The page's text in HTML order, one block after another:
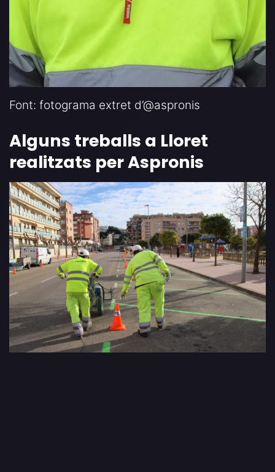
Font: fotograma extret d’@aspronis
Alguns treballs a Lloret
realitzats per Aspronis